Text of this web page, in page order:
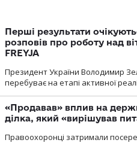
Перші результати
розповів про роботу над
FREYJA
Президент України Володимир
перебуває на етапі активної
«Продавав» вплив на
ділка, який «вирішував
Правоохоронці затримали